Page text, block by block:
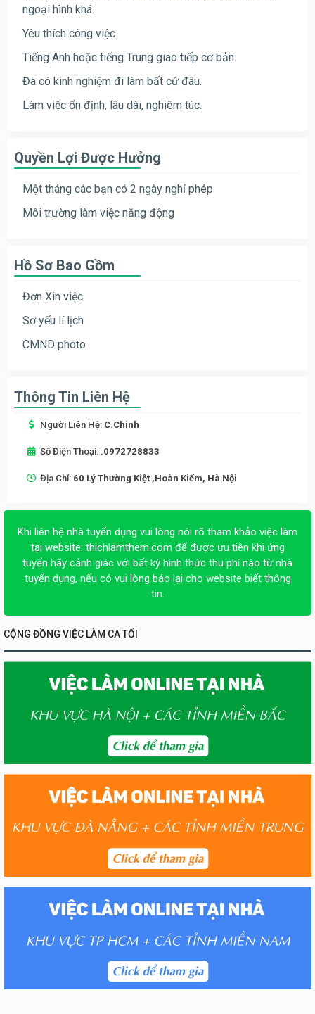
ngoại hình khá.
Yêu thích công việc.
Tiếng Anh hoặc tiếng Trung giao tiếp cơ bản.
Đã có kinh nghiệm đi làm bất cứ đâu.
Làm việc ổn định, lâu dài, nghiêm túc.
Quyền Lợi Được Hưởng
Một tháng các bạn có 2 ngày nghỉ phép
Môi trường làm việc năng động
Hồ Sơ Bao Gồm
Đơn Xin việc
Sơ yếu lí lịch
CMND photo
Thông Tin Liên Hệ
Người Liên Hệ: C.Chinh
Số Điện Thoại: .0972728833
Địa Chỉ: 60 Lý Thường Kiệt ,Hoàn Kiếm, Hà Nội
Khi liên hệ nhà tuyển dụng vui lòng nói rõ tham khảo việc làm
tại website: thichlamthem.com để được ưu tiên khi ứng
tuyển hãy cảnh giác với bất kỳ hình thức thu phí nào từ nhà
tuyển dụng, nếu có vui lòng báo lại cho website biết thông
tin.
CỘNG ĐỒNG VIỆC LÀM CA TỐI